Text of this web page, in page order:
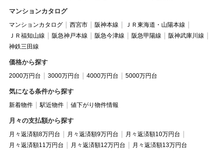
マンションカタログ
マンションカタログ 西宮市 阪神本線
ＪＲ東海道・山陽本線
ＪＲ福知山線
阪急神戸本線 阪急今津線 阪急甲陽線
阪神武庫川線
神鉄三田線
価格から探す
2000万円台 3000万円台 4000万円台 5000万円台
気になる条件から探す
新着物件 駅近物件 値下がり物件情報
月々の支払額から探す
月々返済額8万円台 月々返済額9万円台
月々返済額10万円台
月々返済額11万円台
月々返済額12万円台 月々返済額13万円台